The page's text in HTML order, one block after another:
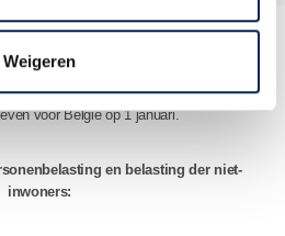
Weigeren in België
voor België op 1 januari.
en belasting der niet-
inwoners: